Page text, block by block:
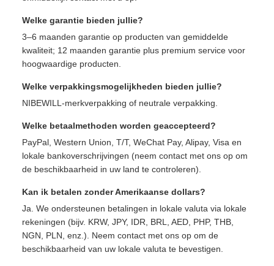
Welke garantie bieden jullie?
3–6 maanden garantie op producten van gemiddelde
kwaliteit; 12 maanden garantie plus premium service voor
hoogwaardige producten.
Welke verpakkingsmogelijkheden bieden jullie?
NIBEWILL-merkverpakking of neutrale verpakking.
Welke betaalmethoden worden geaccepteerd?
PayPal, Western Union, T/T, WeChat Pay, Alipay, Visa en
lokale bankoverschrijvingen (neem contact met ons op om
de beschikbaarheid in uw land te controleren).
Kan ik betalen zonder Amerikaanse dollars?
Ja. We ondersteunen betalingen in lokale valuta via lokale
rekeningen (bijv. KRW, JPY, IDR, BRL, AED, PHP, THB,
NGN, PLN, enz.). Neem contact met ons op om de
beschikbaarheid van uw lokale valuta te bevestigen.